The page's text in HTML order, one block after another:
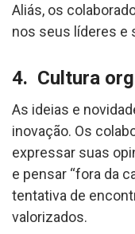
Aliás, os
nos seus líderes e
4. Cultura
As ideias e
inovação. Os
expressar suas
e pensar “fora da
tentativa de
valorizados.